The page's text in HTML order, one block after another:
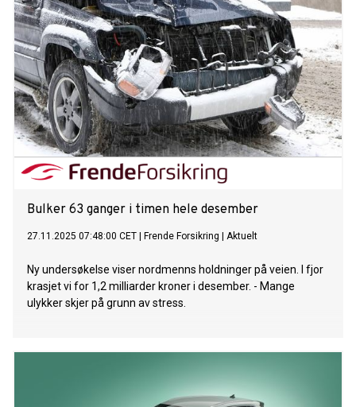
en rekke globale priser, inkludert International Van of the
Year 2026 (IVOTY) og Top Gear Awards 2026
Bulker 63 ganger i timen hele desember
27.11.2025 07:48:00 CET Frende Forsikring Aktuelt
Ny undersøkelse viser nordmenns holdninger på veien. I fjor
krasjet vi for 1,2 milliarder kroner i desember. - Mange
ulykker skjer på grunn av stress.